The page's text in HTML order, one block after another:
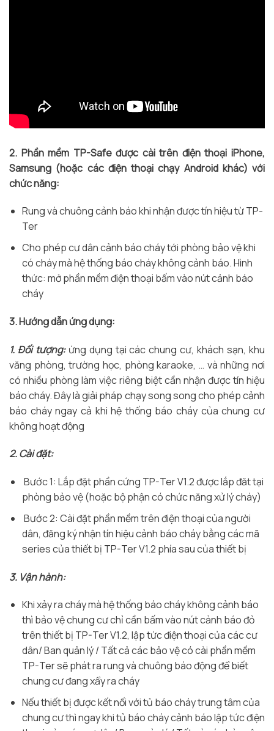
2. Phần mềm TP-Safe được cài trên điện thoại iPhone,
Samsung (hoặc các điện thoại chạy Android khác) với
chức năng:
Rung và chuông cảnh báo khi nhận được tín hiệu từ TP-
Ter
Cho phép cư dân cảnh báo cháy tới phòng bảo vệ khi
có cháy mà hệ thống báo cháy không cảnh báo. Hình
thức: mở phần mềm điện thoại bấm vào nút cảnh báo
cháy
3. Hướng dẫn ứng dụng:
1. Đối tượng: ứng dụng tại các chung cư, khách sạn, khu
văng phòng, trường học, phòng karaoke, … và những nơi
có nhiều phòng làm việc riêng biệt cần nhận được tín hiệu
báo cháy. Đây là giải pháp chạy song song cho phép cảnh
báo cháy ngay cả khi hệ thống báo cháy của chung cư
không hoạt động
2. Cài đặt:
Bước 1: Lắp đặt phần cứng TP-Ter V1.2 được lắp đăt tại
phòng bảo vệ (hoặc bộ phận có chức năng xử lý cháy)
Bước 2: Cài đặt phần mềm trên điện thoại của người
dân, đăng ký nhận tín hiệu cảnh báo cháy bằng các mã
series của thiết bị TP-Ter V1.2 phía sau của thiết bị
3. Vận hành:
Khi xảy ra cháy mà hệ thống báo cháy không cảnh báo
thì bảo vệ chung cư chỉ cần bấm vào nút cảnh báo đỏ
trên thiết bị TP-Ter V1.2, lập tức điện thoại của các cư
dân/ Ban quản lý / Tất cả các bảo vệ có cài phần mềm
TP-Ter sẽ phát ra rung và chuông báo động để biết
chung cư đang xẩy ra cháy
Nếu thiết bị được kết nối với tủ báo cháy trung tâm của
chung cư thì ngay khi tủ báo cháy cảnh báo lập tức điện